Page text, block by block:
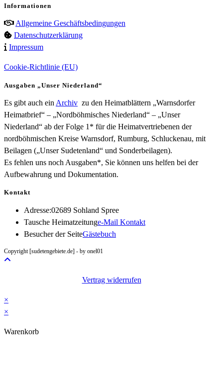
Informationen
Allgemeine Geschäftsbedingungen
Datenschutzerklärung
Impressum
Cookie-Richtlinie (EU)
Ausgaben „Unser Niederland“
Es gibt auch ein Archiv zu den Heimatblättern „Warnsdorfer
Heimatbrief“ – „Nordböhmisches Niederland“ – „Unser
Niederland“ ab der Folge 1* für die Heimatvertriebenen der
nordböhmischen Kreise Warnsdorf, Rumburg, Schluckenau, mit
Beilagen („Unser Sudetenland“ und Sonderbeilagen).
Es fehlen uns noch Ausgaben*, Sie können uns helfen bei der
Aufbewahrung und Dokumentation.
Kontakt
Adresse:02689 Sohland Spree
Tausche Heimatzeitunge-Mail KontaktOpens
Besucher der SeiteGästebuch
Copyright [sudetengebiete.de] - by onel01
Vertrag widerrufen
×
×
Warenkorb